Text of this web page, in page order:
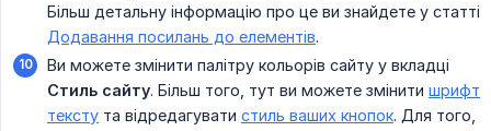
Більш детальну інформацію про це ви знайдете у статті
Додавання посилань до елементів.
Ви можете змінити палітру кольорів сайту у вкладці
Стиль сайту. Більш того, тут ви можете змінити шрифт
тексту та відредагувати стиль ваших кнопок. Для того,